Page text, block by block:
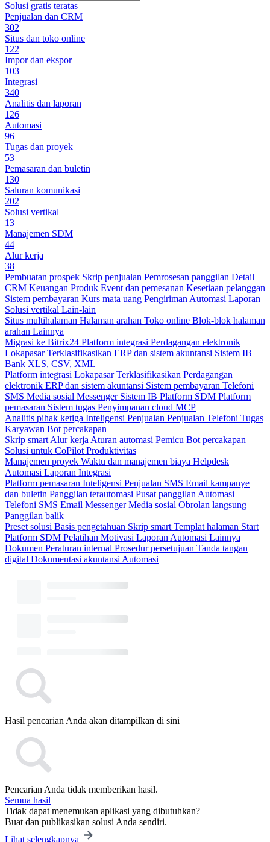
Solusi gratis teratas
Penjualan dan CRM
302
Situs dan toko online
122
Impor dan ekspor
103
Integrasi
340
Analitis dan laporan
126
Automasi
96
Tugas dan proyek
53
Pemasaran dan buletin
130
Saluran komunikasi
202
Solusi vertikal
13
Manajemen SDM
44
Alur kerja
38
Pembuatan prospek Skrip penjualan Pemrosesan panggilan Detail
CRM Keuangan Produk Event dan pemesanan Kesetiaan pelanggan
Sistem pembayaran Kurs mata uang Pengiriman Automasi Laporan
Solusi vertikal Lain-lain
Situs multihalaman Halaman arahan Toko online Blok-blok halaman
arahan Lainnya
Migrasi ke Bitrix24 Platform integrasi Perdagangan elektronik
Lokapasar Terklasifikasikan ERP dan sistem akuntansi Sistem IB
Bank XLS, CSV, XML
Platform integrasi Lokapasar Terklasifikasikan Perdagangan
elektronik ERP dan sistem akuntansi Sistem pembayaran Telefoni
SMS Media sosial Messenger Sistem IB Platform SDM Platform
pemasaran Sistem tugas Penyimpanan cloud MCP
Analitis pihak ketiga Inteligensi Penjualan Penjualan Telefoni Tugas
Karyawan Bot percakapan
Skrip smart Alur kerja Aturan automasi Pemicu Bot percakapan
Solusi untuk CoPilot Produktivitas
Manajemen proyek Waktu dan manajemen biaya Helpdesk
Automasi Laporan Integrasi
Platform pemasaran Inteligensi Penjualan SMS Email kampanye
dan buletin Panggilan terautomasi Pusat panggilan Automasi
Telefoni SMS Email Messenger Media sosial Obrolan langsung
Panggilan balik
Preset solusi Basis pengetahuan Skrip smart Templat halaman Start
Platform SDM Pelatihan Motivasi Laporan Automasi Lainnya
Dokumen Peraturan internal Prosedur persetujuan Tanda tangan
digital Dokumentasi akuntansi Automasi
Hasil pencarian Anda akan ditampilkan di sini
Pencarian Anda tidak memberikan hasil.
Semua hasil
Tidak dapat menemukan aplikasi yang dibutuhkan?
Buat dan publikasikan solusi Anda sendiri.
Lihat selengkapnya